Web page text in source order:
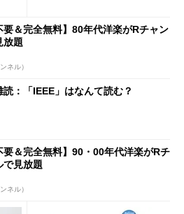
要＆完全無料】80年代洋楽がRチャン
放題
ネル）
読：「IEEE」はなんて読む？
要＆完全無料】90・00年代洋楽がRチ
で見放題
ネル）